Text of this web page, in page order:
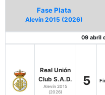
Fase Plata
Alevín 2015 (2026)
09 abril
Real Unión
Club S.A.D.
Alevín 2015
(2026)
5